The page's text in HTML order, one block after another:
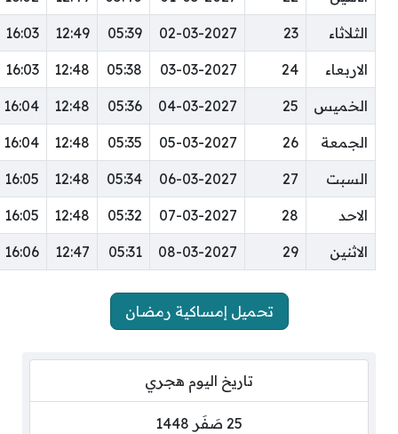
الثلاثاء 23
02-03-2027
05:39
12:49
16:03
الاربعاء 24
03-03-2027
05:38
12:48
16:03
الخميس 25
04-03-2027
05:36
12:48
16:04
الجمعة 26
05-03-2027
05:35
12:48
16:04
السبت 27
06-03-2027
05:34
12:48
16:05
الاحد 28
07-03-2027
05:32
12:48
16:05
الاثنين 29
08-03-2027
05:31
12:47
16:06
تحميل إمساكية رمضان
تاريخ اليوم هجري
25 صَفَر 1448